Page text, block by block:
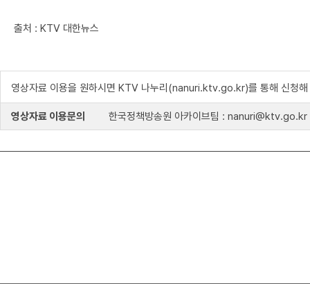
출처 : KTV 대한뉴스
영상자료 이용을 원하시면 KTV 나누리(nanuri.ktv.go.kr)를 통해 신청해
영상자료 이용문의 한국정책방송원 아카이브팀 : nanuri@ktv.go.kr